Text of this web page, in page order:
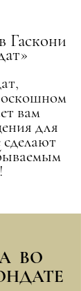
Гаскони
вам
для
ВО